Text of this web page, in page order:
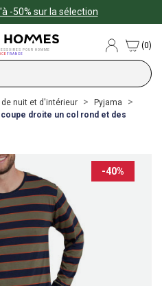
-50% sur la sélection
POUR HOMME
FRANCE
(0)
nuit et d'intérieur
Pyjama
coupe droite un col rond et des
-40%